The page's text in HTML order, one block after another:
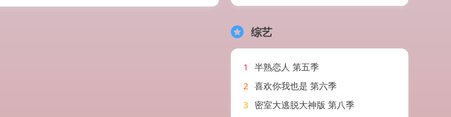
综艺
1
半熟恋人 第五季
2 喜欢你我也是 第六季
3 密室大逃脱大神版 第八季